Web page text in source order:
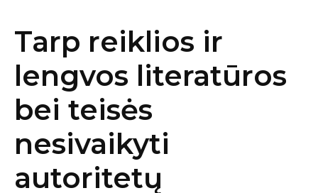
Tarp reiklios ir
lengvos literatūros
bei teisės
nesivaikyti
autoritetų